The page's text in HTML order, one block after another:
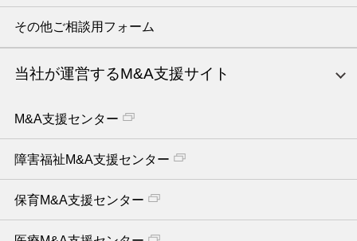
その他ご相談用フォーム
当社が運営するM&A支援サイト
M&A支援センター
障害福祉M&A支援センター
保育M&A支援センター